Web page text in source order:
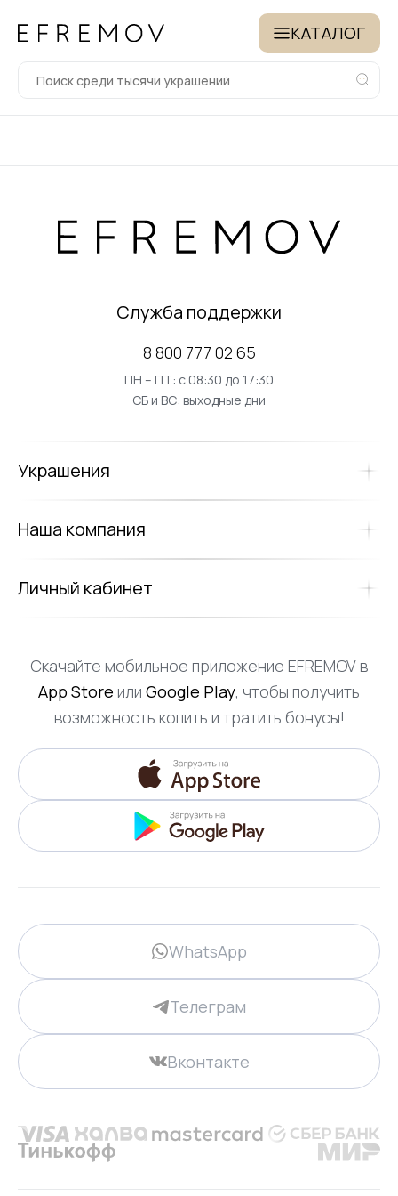
КАТАЛОГ
Служба поддержки
8 800 777 02 65
ПН – ПТ: с 08:30 до 17:30
СБ и ВС: выходные дни
Украшения
Наша компания
Личный кабинет
Скачайте мобильное приложение EFREMOV в
App Store или Google Play, чтобы получить
возможность копить и тратить бонусы!
WhatsApp
Телеграм
Вконтакте